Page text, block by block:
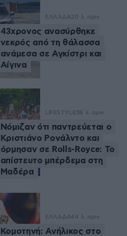
ΕΛΛΑΔΑ20 λ. πριν
43χρονος ανασύρθηκε
νεκρός από τη θάλασσα
ανάμεσα σε Αγκίστρι και
Αίγινα
LIFESTYLE38 λ. πριν
Νόμιζαν ότι παντρεύεται ο
Κριστιάνο Ρονάλντο και
όρμησαν σε Rolls-Royce: Το
απίστευτο μπέρδεμα στη
Μαδέρα
ΕΛΛΑΔΑ44 λ. πριν
Κομοτηνή: Ανήλικος στο